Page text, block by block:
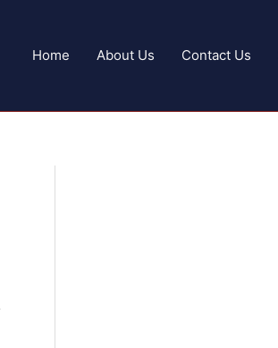
Home About Us Contact Us